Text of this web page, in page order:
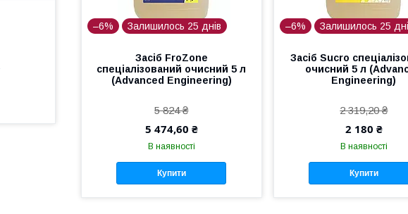
–6% Залишилось 25 днів
Засіб FroZone
спеціалізований очисний 5 л
(Advanced Engineering)
5 824 ₴
5 474,60 ₴
В наявності
Купити
–6% Залишилось 25
Засіб Sucro
очисний 5 л
Engineering)
2 319,20 ₴
2 180 ₴
В наявності
Купити